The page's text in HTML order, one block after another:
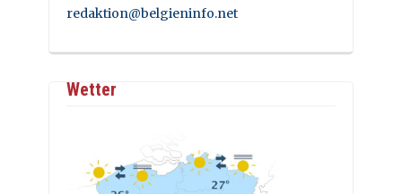
redaktion@belgieninfo.net
Wetter